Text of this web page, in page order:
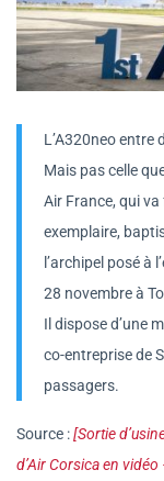
L’A320neo entre
Mais pas celle
Air France, qui
exemplaire,
l’archipel posé à
28 novembre à
Il dispose d’une
co-entreprise de
passagers.
Source :[Sortie
d’Air Corsica en vidéo